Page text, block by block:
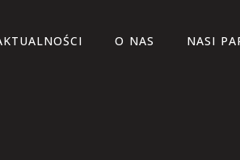
O NAS NASI